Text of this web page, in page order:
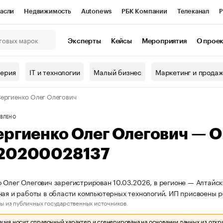
Недвижимость Autonews РБК Компании Телеканал
Проверка контрагентов
Эксперты Кейсы Мероприятия О
IT и технологии Малый бизнес Маркетинг и
Олег Олегович
Олег Олегович —
Олегович зарегистрирован 10.03.2026, в регионе —
и работы в области компьютерных технологий. ИП
из публичных государственных источников.
носит справочный характер и сгенерирована на основании данных из